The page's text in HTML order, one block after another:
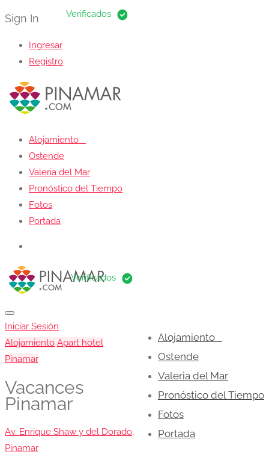
Sign In
Ingresar
Registro
Alojamiento
Ostende
Valeria del Mar
Pronóstico del Tiempo
Fotos
Portada
Alojamiento
Ostende
Valeria del Mar
Pronóstico del Tiempo
Fotos
Portada
Iniciar Sesión
Alojamiento Apart hotel
Pinamar
Vacances
Pinamar
Av. Enrique Shaw y del Dorado,
Pinamar